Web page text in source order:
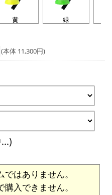
黄 緑
(本体 11,300円)
はありません。
入できません。